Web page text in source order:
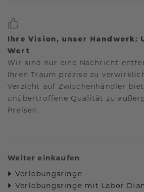
Ihre Vision, unser Handwerk:
Wert
Wir sind nur eine Nachricht
Ihren Traum präzise zu
Verzicht auf Zwischenhändler
unübertroffene Qualität zu
Preisen.
Weiter einkaufen
Verlobungsringe
Verlobungsringe mit Labor